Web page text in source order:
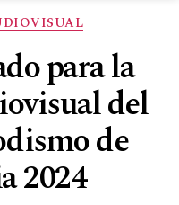
para la
del
de
2024